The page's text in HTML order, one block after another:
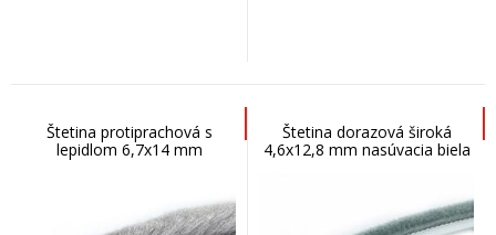
Štetina protiprachová s
lepidlom 6,7x14 mm
Štetina dorazová široká
4,6x12,8 mm nasúvacia biela